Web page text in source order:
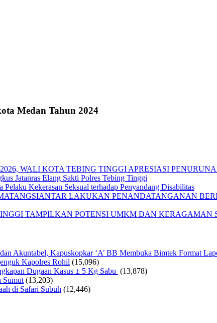
Medan Tahun 2024
WALI KOTA TEBING TINGGI APRESIASI
Jatanras Elang Sakti Polres Tebing Tinggi
Kekerasan Seksual terhadap Penyandang Disabilitas
LAKUKAN PENANDATANGANAN
TAMPILKAN POTENSI UMKM DAN KERAGAMAN
Akuntabel, Kapuskopkar ‘A’ BB Membuka Bimtek Format
Kapolres Rohil (15,096)
Dugaan Kasus ± 5 Kg Sabu (13,878)
Sumut (13,203)
di Safari Subuh (12,446)